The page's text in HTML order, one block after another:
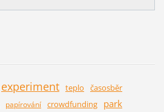
experiment teplo časosběr
papírování crowdfunding park